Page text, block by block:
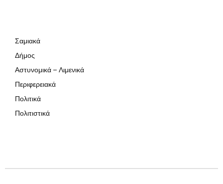
Σαμιακά
Δήμος
Αστυνομικά – Λιμενικά
Περιφερειακά
Πολιτικά
Πολιτιστικά